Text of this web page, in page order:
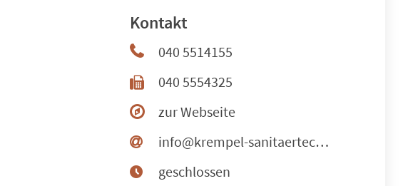
Kontakt
040 5514155
040 5554325
zur Webseite
info@krempel-sanitaertechnik.de
geschlossen